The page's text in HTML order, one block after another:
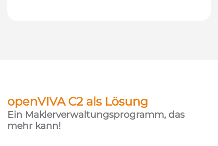
openVIVA C2 als Lösung
Ein Maklerverwaltungsprogramm, das
mehr kann!